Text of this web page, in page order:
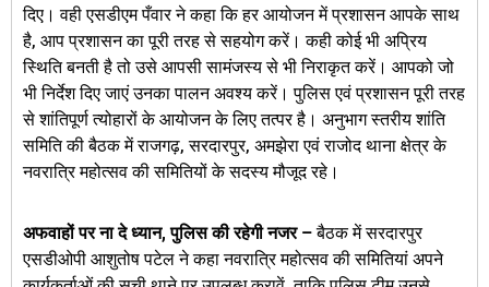
दिए। वही एसडीएम पँवार ने कहा कि हर आयोजन में प्रशासन आपके साथ
है, आप प्रशासन का पूरी तरह से सहयोग करें। कही कोई भी अप्रिय
स्थिति बनती है तो उसे आपसी सामंजस्य से भी निराकृत करें। आपको जो
भी निर्देश दिए जाएं उनका पालन अवश्य करें। पुलिस एवं प्रशासन पूरी तरह
से शांतिपूर्ण त्योहारों के आयोजन के लिए तत्पर है। अनुभाग स्तरीय शांति
समिति की बैठक में राजगढ़, सरदारपुर, अमझेरा एवं राजोद थाना क्षेत्र के
नवरात्रि महोत्सव की समितियों के सदस्य मौजूद रहे।
अफवाहों पर ना दे ध्यान, पुलिस की रहेगी नजर –बैठक में सरदारपुर
एसडीओपी आशुतोष पटेल ने कहा नवरात्रि महोत्सव की समितियां अपने